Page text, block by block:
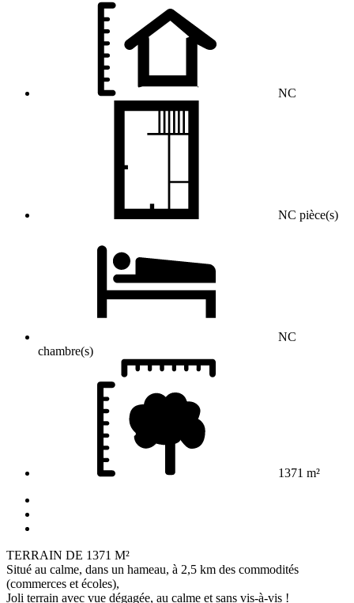
NC
NC pièce(s)
NC
chambre(s)
1371 m²
TERRAIN DE 1371 M²
Situé au calme, dans un hameau, à 2,5 km des commodités
(commerces et écoles),
Joli terrain avec vue dégagée, au calme et sans vis-à-vis !